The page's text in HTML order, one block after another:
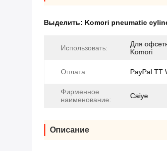
Выделить: Komori pneumatic
Использовать:
Для
Komori
Оплата: PayPal TT
Фирменное
наименование:
Caiye
Описание